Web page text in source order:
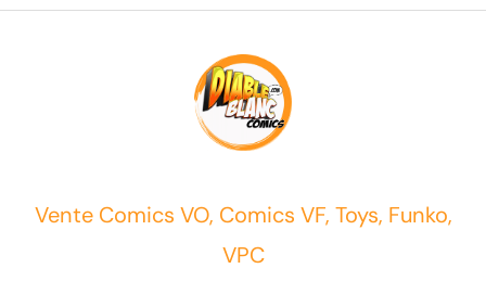
Vente Comics VO, Comics VF, Toys, Funko,
VPC